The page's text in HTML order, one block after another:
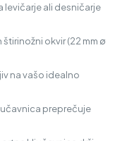
levičarje ali desničarje
okvir (22 mm ∅
na vašo idealno
preprečuje